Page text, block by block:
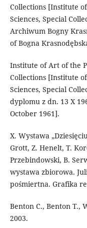
Collections [Institute
Sciences, Special
Archiwum Bogny
of Bogna
Institute of Art of the
Collections [Institute
Sciences, Special
dyplomu z dn. 13 X
October 1961].
X. Wystawa
Grott, Z. Henelt, T.
Przebindowski, B.
wystawa zbiorowa.
pośmiertna. Grafika
Benton C., Benton T.,
2003.